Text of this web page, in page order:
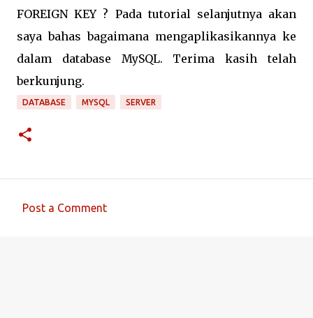
FOREIGN KEY ? Pada tutorial selanjutnya akan
saya bahas bagaimana mengaplikasikannya ke
dalam database MySQL. Terima kasih telah
berkunjung.
DATABASE MYSQL SERVER
Post a Comment